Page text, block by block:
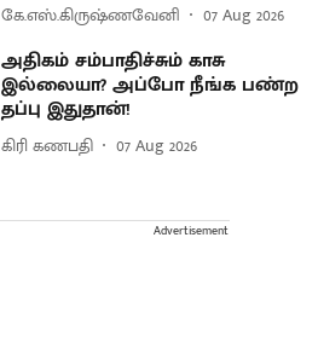
கே.எஸ்.கிருஷ்ணவேனி 07 Aug 2026
அதிகம் சம்பாதிச்சும் காசு
இல்லையா? அப்போ நீங்க பண்ற
தப்பு இதுதான்!
கிரி கணபதி 07 Aug 2026
Advertisement